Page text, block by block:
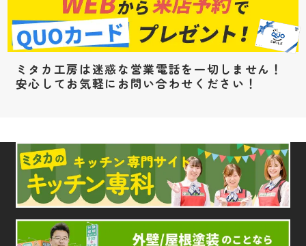
ミタカ工房は迷惑な営業電話を一切しません！
安心してお気軽にお問い合わせください！